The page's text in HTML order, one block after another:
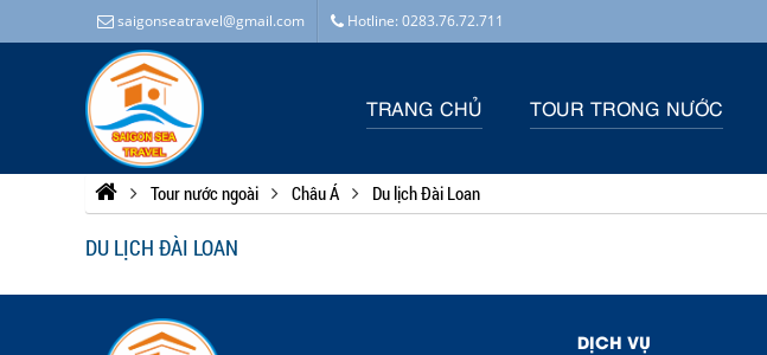
saigonseatravel@gmail.com Hotline: 0283.76.72.711
TRANG CHỦ TOUR TRONG NƯỚC
Tour nước ngoài Châu Á Du lịch Đài Loan
DU LỊCH ĐÀI LOAN
DỊCH VỤ